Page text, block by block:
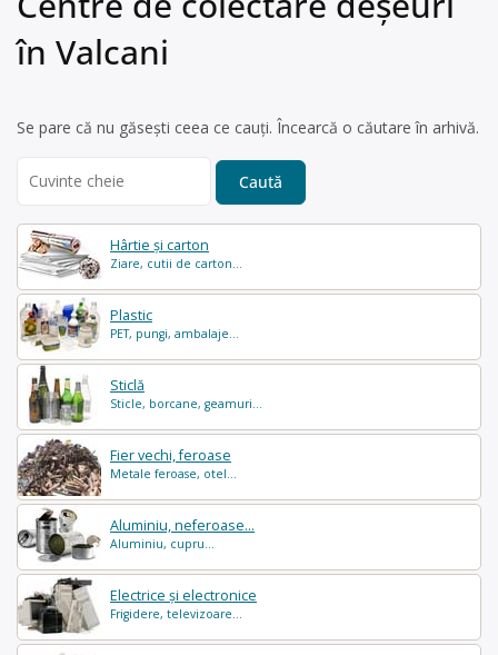
Hârtie și carton
Ziare, cutii de carton...
Plastic
PET, pungi, ambalaje...
Sticlă
Sticle, borcane, geamuri...
Fier vechi, feroase
Metale feroase, otel...
Aluminiu, neferoase...
Aluminiu, cupru...
Electrice și electronice
Frigidere, televizoare...
în Valcani
Se pare că nu găsești ceea ce cauți. Încearcă o căutare în arhivă.
for: